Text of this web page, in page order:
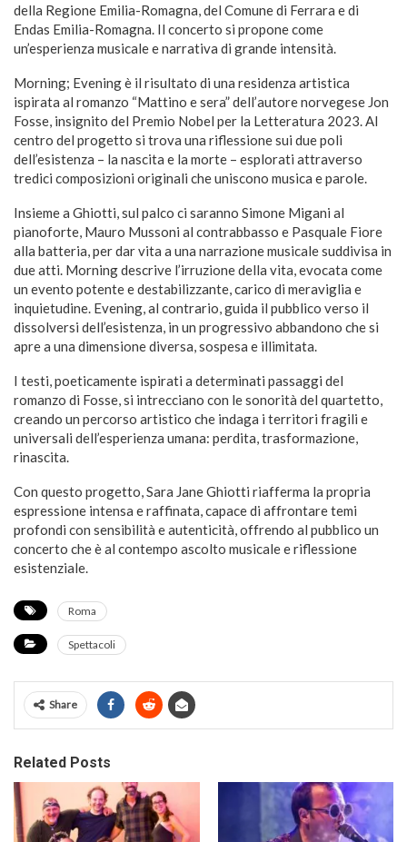
della Regione Emilia-Romagna, del Comune di Ferrara e di
Endas Emilia-Romagna. Il concerto si propone come
un’esperienza musicale e narrativa di grande intensità.
Morning; Evening è il risultato di una residenza artistica
ispirata al romanzo “Mattino e sera” dell’autore norvegese Jon
Fosse, insignito del Premio Nobel per la Letteratura 2023. Al
centro del progetto si trova una riflessione sui due poli
dell’esistenza – la nascita e la morte – esplorati attraverso
tredici composizioni originali che uniscono musica e parole.
Insieme a Ghiotti, sul palco ci saranno Simone Migani al
pianoforte, Mauro Mussoni al contrabbasso e Pasquale Fiore
alla batteria, per dar vita a una narrazione musicale suddivisa in
due atti. Morning descrive l’irruzione della vita, evocata come
un evento potente e destabilizzante, carico di meraviglia e
inquietudine. Evening, al contrario, guida il pubblico verso il
dissolversi dell’esistenza, in un progressivo abbandono che si
apre a una dimensione diversa, sospesa e illimitata.
I testi, poeticamente ispirati a determinati passaggi del
romanzo di Fosse, si intrecciano con le sonorità del quartetto,
creando un percorso artistico che indaga i territori fragili e
universali dell’esperienza umana: perdita, trasformazione,
rinascita.
Con questo progetto, Sara Jane Ghiotti riafferma la propria
espressione intensa e raffinata, capace di affrontare temi
profondi con sensibilità e autenticità, offrendo al pubblico un
concerto che è al contempo ascolto musicale e riflessione
esistenziale.
Roma
Spettacoli
Share
Related Posts